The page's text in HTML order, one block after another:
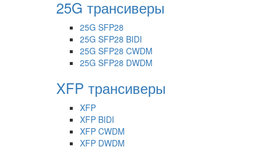
25G трансиверы
25G SFP28
25G SFP28 BIDI
25G SFP28 CWDM
25G SFP28 DWDM
XFP трансиверы
XFP
XFP BIDI
XFP CWDM
XFP DWDM